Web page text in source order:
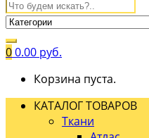
00.00 руб.
Корзина пуста.
КАТАЛОГ ТОВАРОВ
Ткани